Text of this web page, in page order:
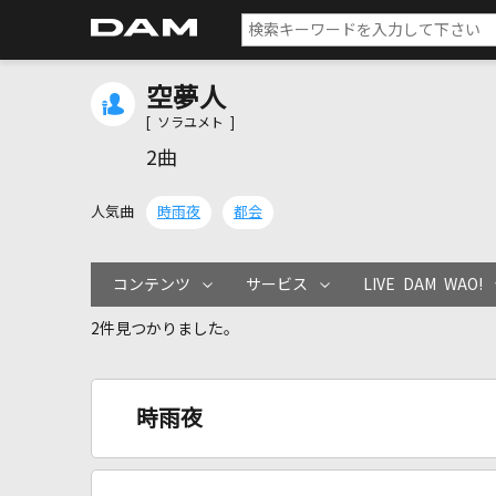
空夢人
[ ソラユメト ]
2曲
人気曲 時雨夜 都会
コンテンツ サービス LIVE DAM WAO!
2件見つかりました。
時雨夜